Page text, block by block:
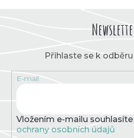
Přihlaste se k
E-mail
Vložením e-mailu souhlasíte
ochrany osobních údajů